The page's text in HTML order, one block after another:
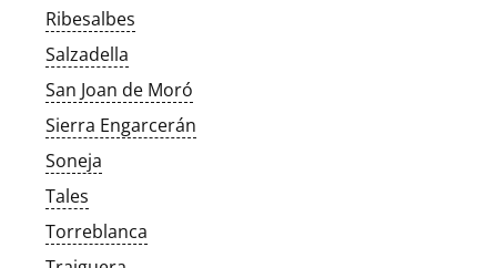
Ribesalbes
Salzadella
San Joan de Moró
Sierra Engarcerán
Soneja
Tales
Torreblanca